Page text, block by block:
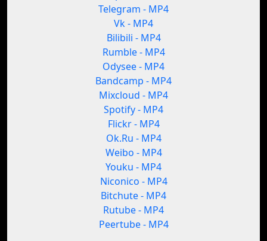
Telegram - MP4
Vk - MP4
Bilibili - MP4
Rumble - MP4
Odysee - MP4
Bandcamp - MP4
Mixcloud - MP4
Spotify - MP4
Flickr - MP4
Ok.Ru - MP4
Weibo - MP4
Youku - MP4
Niconico - MP4
Bitchute - MP4
Rutube - MP4
Peertube - MP4